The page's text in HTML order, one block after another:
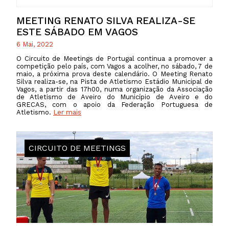
MEETING RENATO SILVA REALIZA-SE
ESTE SÁBADO EM VAGOS
6 Mai, 2022
O Circuito de Meetings de Portugal continua a promover a
competição pelo país, com Vagos a acolher, no sábado, 7 de
maio, a próxima prova deste calendário. O Meeting Renato
Silva realiza-se, na Pista de Atletismo Estádio Municipal de
Vagos, a partir das 17h00, numa organização da Associação
de Atletismo de Aveiro do Município de Aveiro e do
GRECAS, com o apoio da Federação Portuguesa de
Atletismo. Ler mais
CIRCUITO DE MEETINGS